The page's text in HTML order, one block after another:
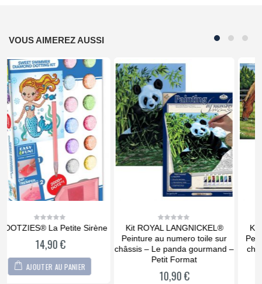
VOUS AIMEREZ AUSSI
0
of
5
Kit ROYAL LANGNICKEL®
Peinture au numero toile sur
châssis – Le panda gourmand –
Petit Format
10,90€
0
of
5
Kit ROYAL LANGNICKEL®
Peinture au numero toile sur
châssis – Chevaux au pré –
Grand Format
15,90